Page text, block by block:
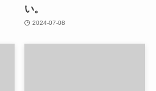
い。
2024-07-08